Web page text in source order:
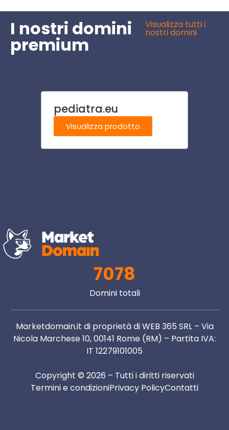
I nostri domini
premium
Visualizza tutti i
nostri domini
pediatra.eu
Visualizza prodotto
7078
Domini totali
Marketdomain.it di proprietà di WEB 365 SRL – Via
Nicola Marchese 10, 00141 Rome (RM) – Partita IVA:
IT 12279101005
Copyright © 2026 – Tutti i diritti riservati
Termini e condizioniPrivacy PolicyContatti